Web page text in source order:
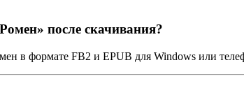
после скачивания?
в формате FB2 и EPUB для Windows или